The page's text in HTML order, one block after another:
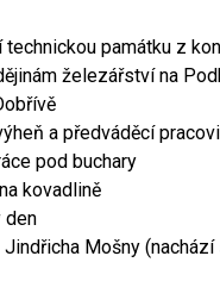
technickou památku z
železářství na
a předváděcí
pod buchary
kovadlině
den
Mošny